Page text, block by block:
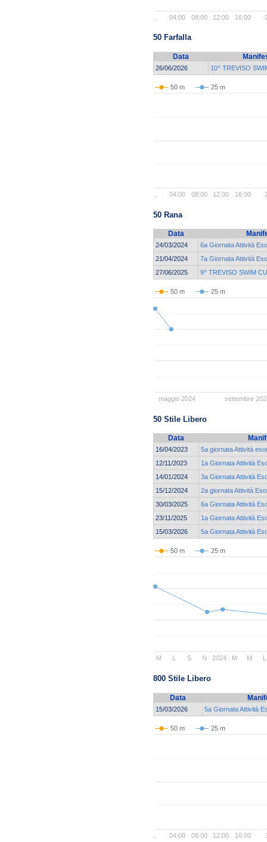
04:00 08:00 12:00 16:00
50 Farfalla
Data
26/06/2026 10^ TREVISO
50 m 25 m
04:00 08:00 12:00 16:00
50 Rana
Data
24/03/2024
6a Giornata Attività
21/04/2024
7a Giornata Attività
27/06/2025
9^ TREVISO SWIM
50 m 25 m
maggio 2024 settembre
50 Stile Libero
Data
16/04/2023
5a giornata Attività
12/11/2023
1a Giornata Attività
14/01/2024
3a Giornata Attività
15/12/2024
2a giornata Attività
30/03/2025
6a Giornata Attività
23/11/2025
1a Giornata Attività
15/03/2026
5a Giornata Attività
50 m 25 m
2024
M S N M M
800 Stile Libero
Data
15/03/2026 5a Giornata Attività
50 m 25 m
04:00 08:00 12:00 16:00